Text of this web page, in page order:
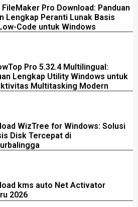
FileMaker Pro Download: Panduan
Lengkap Peranti Lunak Basis
Code untuk Windows
Pro 5.32.4 Multilingual:
Lengkap Utility Windows untuk
Multitasking Modern
WizTree for Windows: Solusi
Disk Tercepat di
kms auto Net Activator
2026